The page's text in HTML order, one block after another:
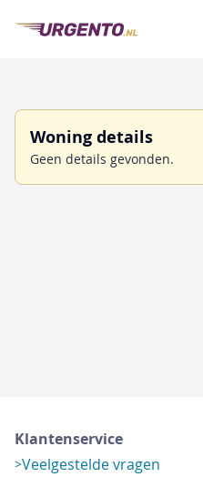
Woning details
Geen details gevonden.
Klantenservice
Veelgestelde vragen